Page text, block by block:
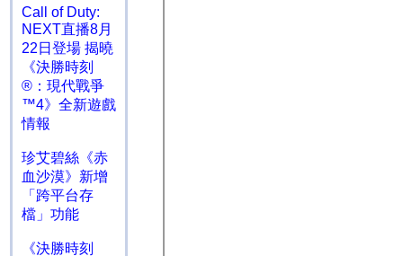
Call of Duty:
NEXT直播8月
22日登場 揭曉
《決勝時刻
®：現代戰爭
™4》全新遊戲
情報
珍艾碧絲《赤
血沙漠》新增
「跨平台存
檔」功能
《決勝時刻